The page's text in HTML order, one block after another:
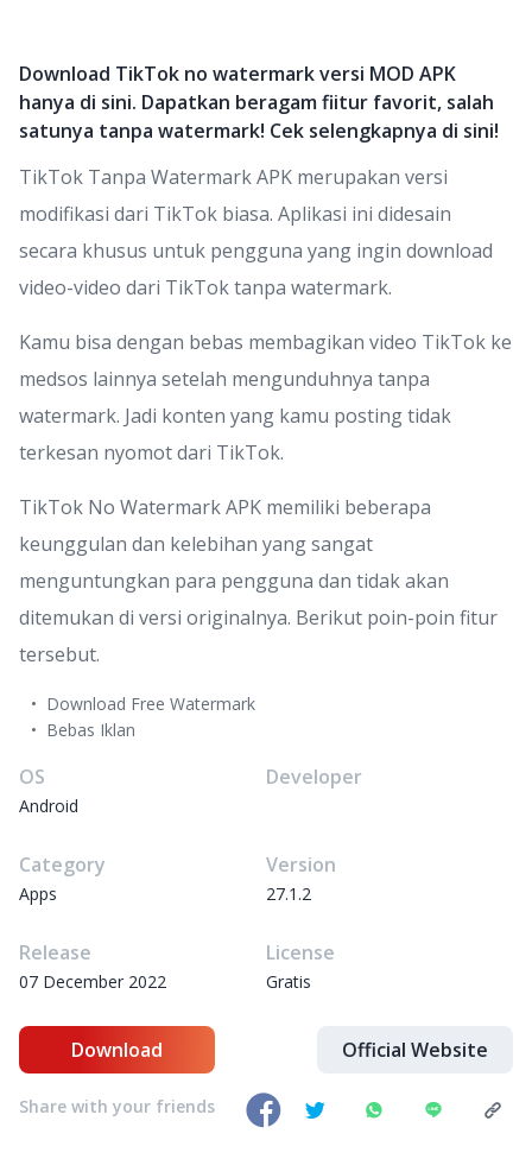
Download TikTok no watermark versi MOD APK
hanya di sini. Dapatkan beragam fiitur favorit, salah
satunya tanpa watermark! Cek selengkapnya di sini!
TikTok Tanpa Watermark APK merupakan versi
modifikasi dari TikTok biasa. Aplikasi ini didesain
secara khusus untuk pengguna yang ingin download
video-video dari TikTok tanpa watermark.
Kamu bisa dengan bebas membagikan video TikTok ke
medsos lainnya setelah mengunduhnya tanpa
watermark. Jadi konten yang kamu posting tidak
terkesan nyomot dari TikTok.
TikTok No Watermark APK memiliki beberapa
keunggulan dan kelebihan yang sangat
menguntungkan para pengguna dan tidak akan
ditemukan di versi originalnya. Berikut poin-poin fitur
tersebut.
Download Free Watermark
Bebas Iklan
OS
Android
Developer
Category
Apps
Version
27.1.2
Release
07 December 2022
License
Gratis
Download Official Website
Share with your friends